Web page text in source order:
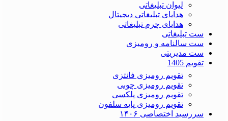
لیوان تبلیغاتی
هدایای تبلیغاتی دیجیتال
هدایای چرم تبلیغاتی
ست تبلیغاتی
ست سالنامه و رومیزی
ست مدیریتی
تقویم 1405
تقویم رومیزی فانتزی
تقویم رومیزی چوبی
تقویم رومیزی پلکسی
تقویم رومیزی پایه سلفون
سررسید اختصاصی ۱۴۰۶